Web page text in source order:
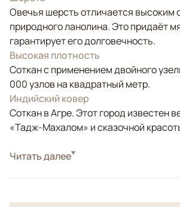
Овечья шерсть отличается высоким
природного ланолина. Это придаёт
гарантирует его долговечность.
Высокая плотность
Соткан с применением двойного
000 узлов на квадратный метр.
Индийский ковер
Соткан в Агре. Этот город известен
«Тадж-Махалом» и сказочной
СтильКлассические
Читать далее